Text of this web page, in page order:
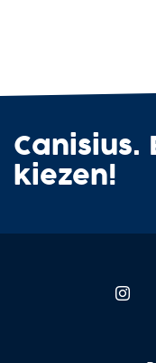
Canisius.
kiezen!